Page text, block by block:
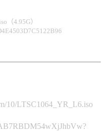
4.95G）
LTSC1064_YR_L6.iso